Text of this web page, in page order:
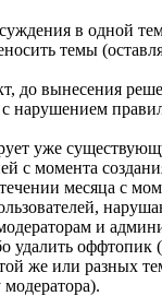
в одной
темы
до вынесения
уже
с момента
месяца с
и
оффтопик
же или разных